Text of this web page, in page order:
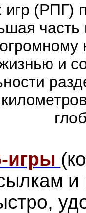
(РПГ)
часть
и
игры
и